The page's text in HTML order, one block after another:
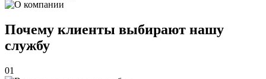
Почему клиенты выбирают нашу
службу
01